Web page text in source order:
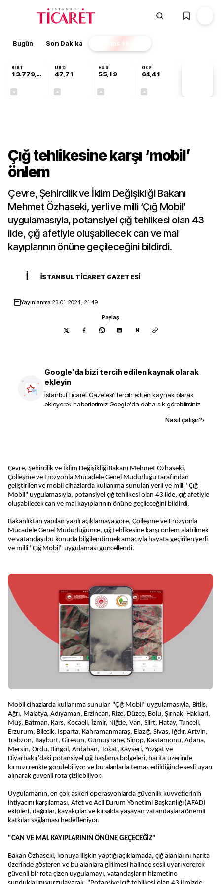
Bugün Son Dakika Finans EKSTRA
BIST
13.779,39
USD
47,71
EUR
55,19
GBP
64,41
Çığ tehlikesine karşı ‘mobil’
önlem
Çevre, Şehircilik ve İklim Değişikliği Bakanı
Mehmet Özhaseki, yerli ve milli ‘Çığ Mobil’
uygulamasıyla, potansiyel çığ tehlikesi olan 43
ilde, çığ afetiyle oluşabilecek can ve mal
kayıplarının önüne geçileceğini bildirdi.
İ İSTANBUL TICARET GAZETESI
Yayınlanma 23.01.2024, 21:49
Paylaş
N
Google'da bizi tercih edilen kaynak olarak
ekleyin
İstanbul Ticaret Gazetesi'i tercih edilen kaynak olarak
ekleyerek haberlerimizi Google'da daha sık görebilirsiniz.
Nasıl çalışır?›
Çevre, Şehircilik ve İklim Değişikliği Bakanı Mehmet Özhaseki,
Çölleşme ve Erozyonla Mücadele Genel Müdürlüğü tarafından
geliştirilen ve mobil cihazlarda kullanıma sunulan yerli ve milli "Çığ
Mobil" uygulamasıyla, potansiyel çığ tehlikesi olan 43 ilde, çığ afetiyle
oluşabilecek can ve mal kayıplarının önüne geçileceğini bildirdi.
Bakanlıktan yapılan yazılı açıklamaya göre, Çölleşme ve Erozyonla
Mücadele Genel Müdürlüğünce, çığ tehlikesine karşı önlem alabilmek
ve vatandaşı bu konuda bilgilendirmek amacıyla hayata geçirilen yerli
ve milli "Çığ Mobil" uygulaması güncellendi.
Mobil cihazlarda kullanıma sunulan "Çığ Mobil" uygulamasıyla, Bitlis,
Ağrı, Malatya, Adıyaman, Erzincan, Rize, Düzce, Bolu, Şırnak, Hakkari,
Muş, Batman, Kars, Kocaeli, İzmir, Niğde, Van, Siirt, Hatay, Tunceli,
Erzurum, Bilecik, Isparta, Kahramanmaraş, Elazığ, Sivas, Iğdır, Artvin,
Trabzon, Bayburt, Giresun, Gümüşhane, Sinop, Kastamonu, Adana,
Mersin, Ordu, Bingöl, Ardahan, Tokat, Kayseri, Yozgat ve
Diyarbakır'daki potansiyel çığ başlama bölgeleri, harita üzerinde
kırmızı renkte görülebiliyor ve bu alanlarla temas edildiğinde sesli uyarı
alınarak güvenli rota çizilebiliyor.
Uygulamanın, en çok askeri operasyonlarda güvenlik kuvvetlerinin
ihtiyacını karşılaması, Afet ve Acil Durum Yönetimi Başkanlığı (AFAD)
ekipleri, dağcılar, kayakçılar ve kırsalda yaşayan vatandaşlara önemli
katkılar sağlaması hedefleniyor.
"CAN VE MAL KAYIPLARININ ÖNÜNE GEÇECEĞİZ"
Bakan Özhaseki, konuya ilişkin yaptığı açıklamada, çığ alanlarını harita
üzerinde gösteren ve bu alanlara girilmesi halinde sesli uyarı vererek
güvenli bir rota çizen uygulamayı, vatandaşların hizmetine